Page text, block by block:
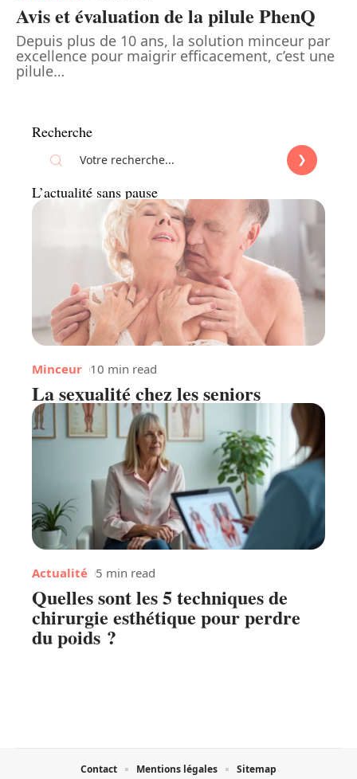
Avis et évaluation de la pilule PhenQ
Depuis plus de 10 ans, la solution minceur par
excellence pour maigrir efficacement, c’est une
pilule…
Recherche
L’actualité sans pause
Minceur 10 min read
La sexualité chez les seniors
Actualité 5 min read
Quelles sont les 5 techniques de
chirurgie esthétique pour perdre
du poids ?
Contact Mentions légales Sitemap